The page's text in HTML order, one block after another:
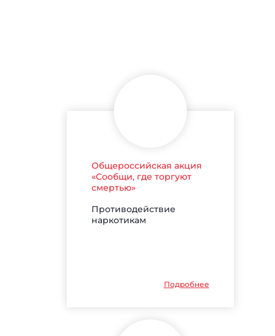
Общероссийская акция
«Сообщи, где торгуют
смертью»
Противодействие
наркотикам
Подробнее